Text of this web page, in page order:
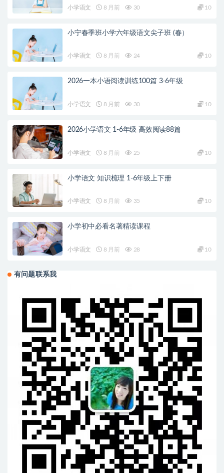
小学语文 8 月前 30 10
小宁春季班小学六年级语文尖子班 (春）
小学语文 8 月前 24 10
2026一本小语阅读训练100篇 3-6年级
小学语文 8 月前 30 10
2026小学语文 1-6年级 高效阅读88篇
小学语文 8 月前 25 10
小学语文 知识梳理 1-6年级上下册
小学语文 8 月前 35 10
小学初中必看名著精读课程
小学语文 8 月前 28 10
有问题联系我